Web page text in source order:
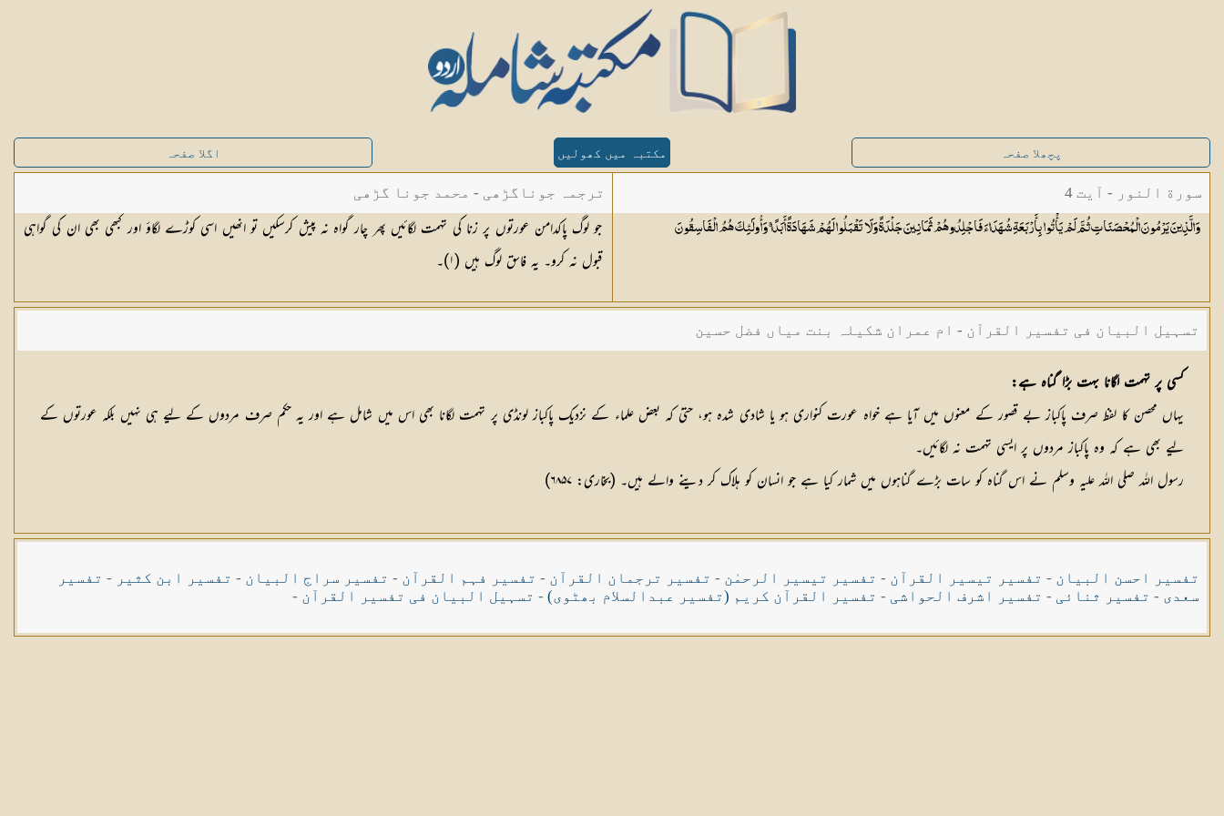
پچھلا صفحہ مکتبہ میں کھولیں اگلا صفحہ
سورة النور - آیت 4
وَالَّذِينَ يَرْمُونَ الْمُحْصَنَاتِ ثُمَّ لَمْ يَأْتُوا بِأَرْبَعَةِ شُهَدَاءَ فَاجْلِدُوهُمْ ثَمَانِينَ جَلْدَةً وَلَا تَقْبَلُوا لَهُمْ شَهَادَةً أَبَدًا ۚ وَأُولَٰئِكَ هُمُالْفَاسِقُونَ
ترجمہ جوناگڑھی - محمد جونا گڑھی
جو لوگ پاکدامن عورتوں پر زنا کی تہمت لگائیں پھر چار گواہ نہ پیش کرسکیں تو انھیں اسی کوڑے لگاؤ اور کبھی بھی ان کی گواہی
قبول نہ کرو۔ یہ فاسق لوگ ہیں (١)۔
تسہیل البیان فی تفسیر القرآن - ام عمران شکیلہ بنت میاں فضل حسین
کسی پر تہمت لگانا بہت بڑا گناہ ہے:
یہاں محصن کا لفظ صرف پاکباز بے قصور کے معنوں میں آیا ہے خواہ عورت کنواری ہو یا شادی شدہ ہو، حتیٰ کہ بعض علماء کے نزدیک پاکباز لونڈی پر تہمت لگانا بھی اس میں شامل ہے اور یہ حکم صرف مردوں کے لیے ہی نہیں بلکہ عورتوں کے
لیے بھی ہے کہ وہ پاکباز مردوں پر ایسی تہمت نہ لگائیں۔
رسول اللہ صلی اللہ علیہ وسلم نے اس گناہ کو سات بڑے گناہوں میں شمار کیا ہے جو انسان کو ہلاک کر دینے والے ہیں۔ (بخاری: ۶۸۵۷)
تفسیر احسن البیان - تفسیر تیسیر القرآن - تفسیر تیسیر الرحمٰن - تفسیر ترجمان القرآن - تفسیر فہم القرآن - تفسیر سراج البیان - تفسیر ابن کثیر - تفسیر
سعدی - تفسیر ثنائی - تفسیر اشرف الحواشی - تفسیر القرآن کریم (تفسیر عبدالسلام بھٹوی) - تسہیل البیان فی تفسیر القرآن -